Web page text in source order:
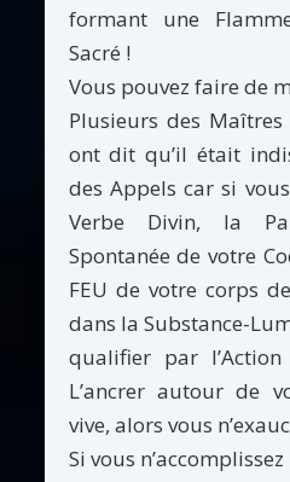
formant une
Sacré !
Vous pouvez faire de
Plusieurs des Maîtres
ont dit qu’il était
des Appels car si
Verbe Divin, la
Spontanée de votre
FEU de votre corps
dans la Substance-
qualifier par
L’ancrer autour de
vive, alors vous
Si vous